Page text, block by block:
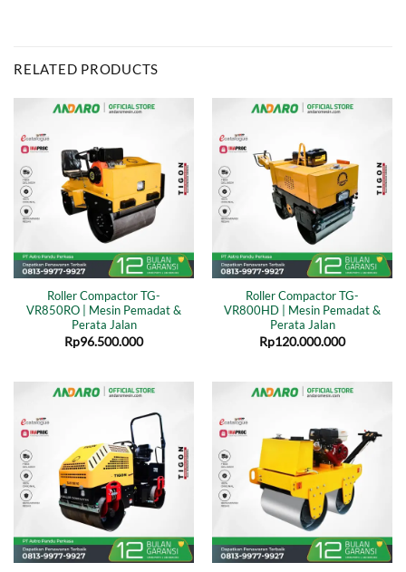
RELATED PRODUCTS
Roller Compactor TG-
VR850RO | Mesin Pemadat &
Perata Jalan
Rp96.500.000
Roller Compactor TG-
VR800HD | Mesin Pemadat &
Perata Jalan
Rp120.000.000